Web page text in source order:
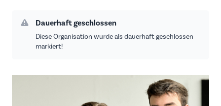
Dauerhaft geschlossen
Diese Organisation wurde als dauerhaft geschlossen
markiert!